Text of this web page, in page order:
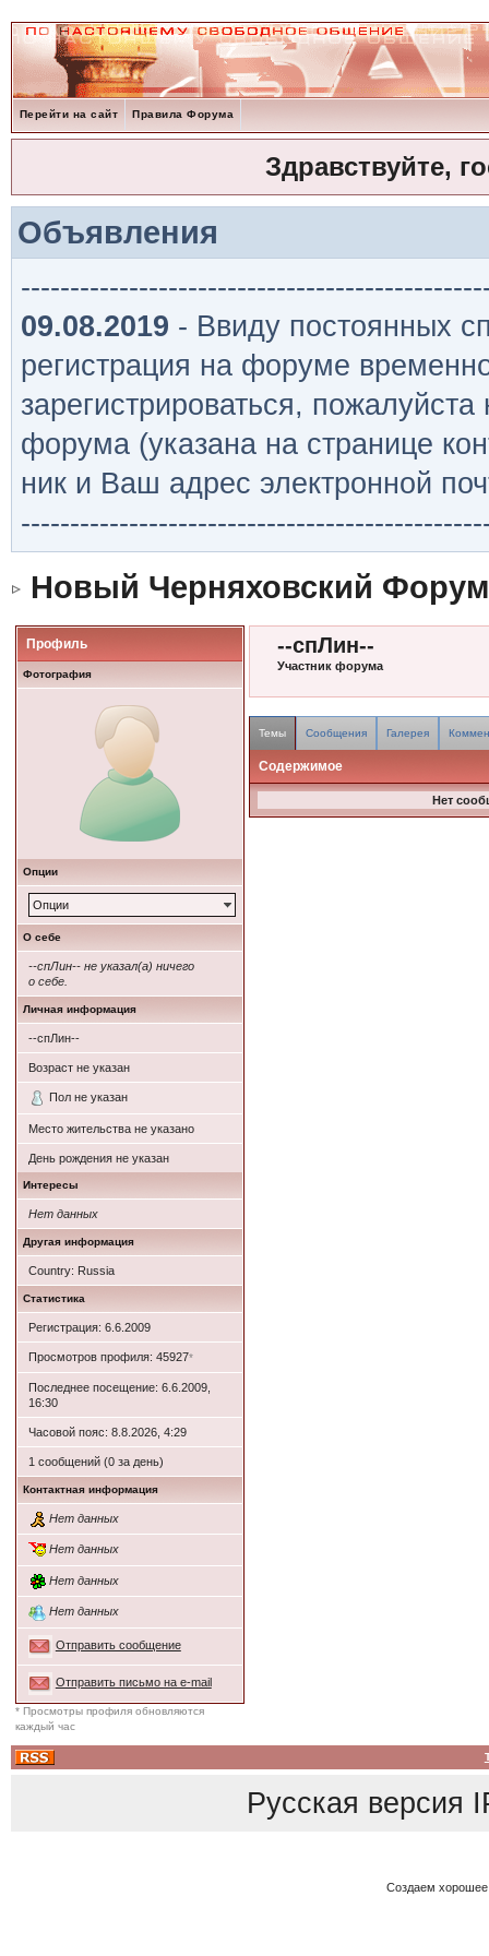
Перейти на сайт Правила Форума
Здравствуйте,
Объявления
09.08.2019 - Ввиду постоянных
регистрация на форуме
зарегистрироваться,
форума (указана на странице
ник и Ваш адрес электронной
Новый Черняховский Форум
Профиль
Фотография
Опции
Опции
О себе
--спЛин-- не указал(а) ничего
о себе.
Личная информация
--спЛин--
Возраст не указан
Пол не указан
Место жительства не указано
День рождения не указан
Интересы
Нет данных
Другая информация
Country: Russia
Статистика
Регистрация: 6.6.2009
Просмотров профиля: 45927*
Последнее посещение: 6.6.2009,
16:30
Часовой пояс: 8.8.2026, 4:29
1 сообщений (0 за день)
Контактная информация
Нет данных
Нет данных
Нет данных
Нет данных
Отправить сообщение
Отправить письмо на e-mail
* Просмотры профиля обновляются
каждый час
--спЛин--
Участник форума
Темы Сообщения Галерея
Содержимое
Нет
Русская версия
Создаем